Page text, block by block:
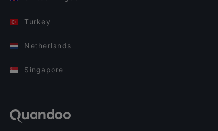
Turkey
Netherlands
Singapore